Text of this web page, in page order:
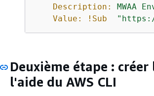
Description:
MWAA
Value:
!Sub
Deuxième étape :
l'aide du AWS CLI